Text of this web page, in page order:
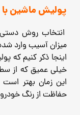
پولیش ماشین
انتخاب روش
میزان آسیب وارد
اینجا ذکر کنیم که
خیلی عمیق که از
این زمان بهتر
حفاظت از رنگ